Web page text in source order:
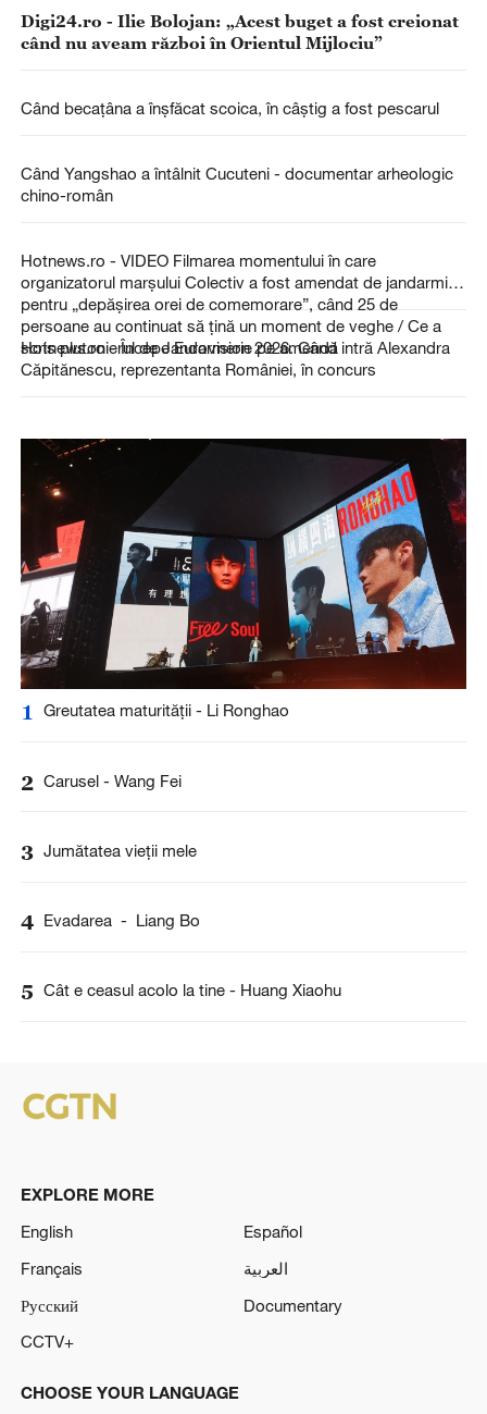
Digi24.ro - Ilie Bolojan: „Acest buget a fost creionat
când nu aveam război în Orientul Mijlociu”
Când becaţâna a înşfăcat scoica, în câştig a fost pescarul
Când Yangshao a întâlnit Cucuteni - documentar arheologic
chino-român
Hotnews.ro - VIDEO Filmarea momentului în care
organizatorul marșului Colectiv a fost amendat de jandarmi
pentru „depășirea orei de comemorare”, când 25 de
persoane au continuat să țină un moment de veghe / Ce a
scris plutonierul de Jandarmerie pe amendă
Hotnews.ro - Începe Eurovision 2026. Când intră Alexandra
Căpitănescu, reprezentanta României, în concurs
1 Greutatea maturității - Li Ronghao
2 Carusel - Wang Fei
3 Jumătatea vieții mele
4 Evadarea - Liang Bo
5 Cât e ceasul acolo la tine - Huang Xiaohu
EXPLORE MORE
English
Español
Français
العربية
Русский
Documentary
CCTV+
CHOOSE YOUR LANGUAGE